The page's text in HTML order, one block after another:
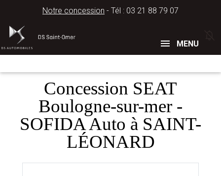
Notre concession - Tél : 03 21 88 79 07
Concessions
MENU
Concession SEAT
Boulogne-sur-mer -
SOFIDA Auto à SAINT-
LÉONARD